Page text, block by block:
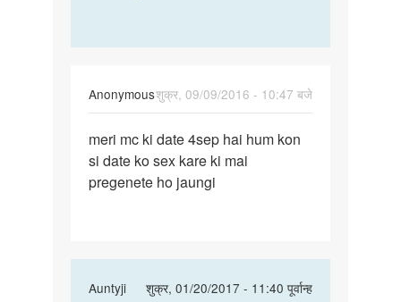
Anonymousशुक्र, 09/09/2016 - 10:47 बजे
meri
mc
ki
meri mc ki date 4sep hai hum kon
si date ko sex kare ki mai
pregenete ho jaungi
Auntyji
शुक्र, 01/20/2017 - 11:40 पूर्वान्ह
In